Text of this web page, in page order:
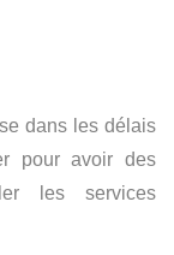
dans les délais
pour avoir des
les services